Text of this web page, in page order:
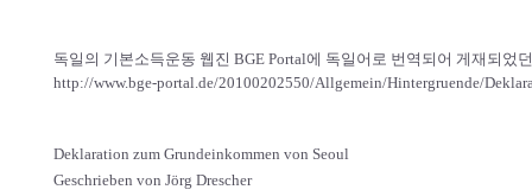
독일의 기본소득운동 웹진 BGE Portal에 독일어로 번역되어 게재되었
http://www.bge-portal.de/20100202550/Allgemein/Hintergruende/
Deklaration zum Grundeinkommen von Seoul
Geschrieben von Jörg Drescher